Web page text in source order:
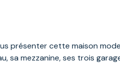
présenter cette maison
sa mezzanine, ses trois